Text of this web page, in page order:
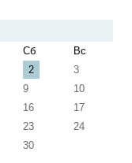
Сб
Вс
2
3
9
10
16
17
23
24
30